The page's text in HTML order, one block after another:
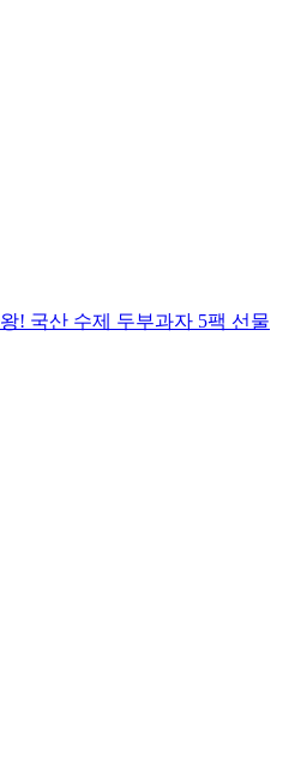
! 국산 수제 두부과자 5팩 선물